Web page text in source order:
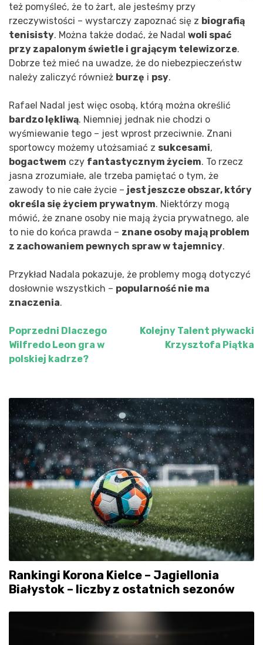
też pomyśleć, że to żart, ale jesteśmy przy
rzeczywistości – wystarczy zapoznać się z biografią
tenisisty. Można także dodać, że Nadal woli spać
przy zapalonym świetle i grającym telewizorze.
Dobrze też mieć na uwadze, że do niebezpieczeństw
należy zaliczyć również burzę i psy.
Rafael Nadal jest więc osobą, którą można określić
bardzo lękliwą. Niemniej jednak nie chodzi o
wyśmiewanie tego – jest wprost przeciwnie. Znani
sportowcy możemy utożsamiać z sukcesami,
bogactwem czy fantastycznym życiem. To rzecz
jasna zrozumiałe, ale trzeba pamiętać o tym, że
zawody to nie całe życie – jest jeszcze obszar, który
określa się życiem prywatnym. Niektórzy mogą
mówić, że znane osoby nie mają życia prywatnego, ale
to nie do końca prawda – znane osoby mają problem
z zachowaniem pewnych spraw w tajemnicy.
Przykład Nadala pokazuje, że problemy mogą dotyczyć
dosłownie wszystkich – popularność nie ma
znaczenia.
Nawigacja
wpisu
Poprzedni Dlaczego
Wilfredo Leon gra w
polskiej kadrze?
Kolejny Talent pływacki
Krzysztofa Piątka
Rankingi Korona Kielce – Jagiellonia
Białystok – liczby z ostatnich sezonów